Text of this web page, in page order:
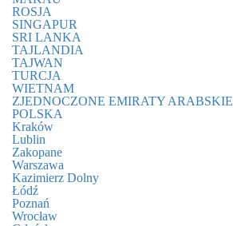
ROSJA
SINGAPUR
SRI LANKA
TAJLANDIA
TAJWAN
TURCJA
WIETNAM
ZJEDNOCZONE EMIRATY ARABSKIE
POLSKA
Kraków
Lublin
Zakopane
Warszawa
Kazimierz Dolny
Łódź
Poznań
Wrocław